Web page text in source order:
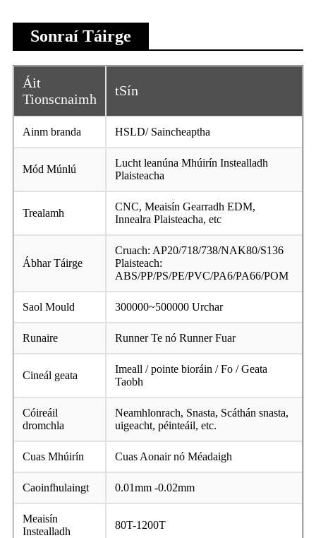
Sonraí Táirge
Áit
Tionscnaimh
tSín
Ainm branda HSLD/ Saincheaptha
Mód Múnlú
Lucht leanúna Mhúirín Instealladh
Plaisteacha
Trealamh
CNC, Meaisín Gearradh EDM,
Innealra Plaisteacha, etc
Ábhar Táirge
Cruach: AP20/718/738/NAK80/S136
Plaisteach:
ABS/PP/PS/PE/PVC/PA6/PA66/POM
Saol Mould 300000~500000 Urchar
Runaire Runner Te nó Runner Fuar
Cineál geata
Imeall / pointe bioráin / Fo / Geata
Taobh
Cóireáil
dromchla
Neamhlonrach, Snasta, Scáthán snasta,
uigeacht, péinteáil, etc.
Cuas Mhúirín Cuas Aonair nó Méadaigh
Caoinfhulaingt 0.01mm -0.02mm
Meaisín
Instealladh
80T-1200T